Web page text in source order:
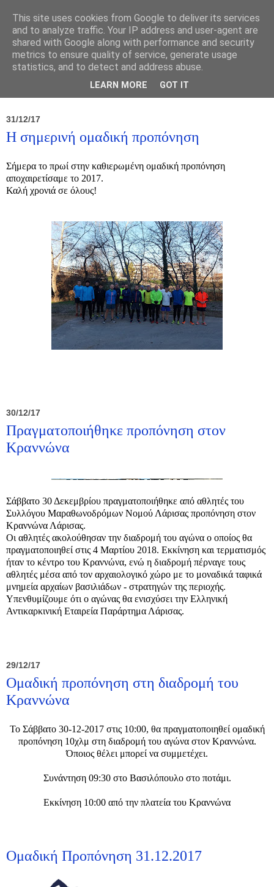
Σύλλογος Ιπποκράτειος
31/12/17
Η σημερινή ομαδική προπόνηση
Σήμερα το πρωί στην καθιερωμένη ομαδική προπόνηση
αποχαιρετίσαμε το 2017.
Καλή χρονιά σε όλους!
30/12/17
Πραγματοποιήθηκε προπόνηση στον
Κραννώνα
Σάββατο 30 Δεκεμβρίου πραγματοποιήθηκε από αθλητές του
Συλλόγου Μαραθωνοδρόμων Νομού Λάρισας προπόνηση στον
Κραννώνα Λάρισας.
Οι αθλητές ακολούθησαν την διαδρομή του αγώνα ο οποίος θα
πραγματοποιηθεί στις 4 Μαρτίου 2018. Εκκίνηση και τερματισμός
ήταν το κέντρο του Κραννώνα, ενώ η διαδρομή πέρναγε τους
αθλητές μέσα από τον αρχαιολογικό χώρο με το μοναδικά ταφικά
μνημεία αρχαίων βασιλιάδων - στρατηγών της περιοχής.
Υπενθυμίζουμε ότι ο αγώνας θα ενισχύσει την Ελληνική
Αντικαρκινική Εταιρεία Παράρτημα Λάρισας.
29/12/17
Ομαδική προπόνηση στη διαδρομή του
Κραννώνα
Το Σάββατο 30-12-2017 στις 10:00, θα πραγματοποιηθεί ομαδική
προπόνηση 10χλμ στη διαδρομή του αγώνα στον Κραννώνα.
Όποιος θέλει μπορεί να συμμετέχει.
Συνάντηση 09:30 στο Βασιλόπουλο στο ποτάμι.
Εκκίνηση 10:00 από την πλατεία του Κραννώνα
Ομαδική Προπόνηση 31.12.2017
This site uses cookies from Google to deliver its services
and to analyze traffic. Your IP address and user-agent are
shared with Google along with performance and security
metrics to ensure quality of service, generate usage
statistics, and to detect and address abuse.
LEARN MORE GOT IT